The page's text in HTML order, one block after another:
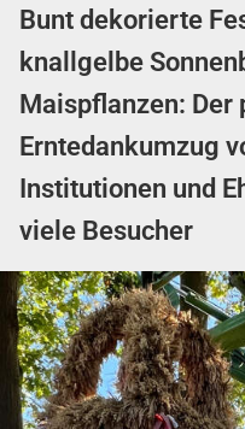
Bunt dekorierte
knallgelbe
Maispflanzen: Der
Erntedankumzug
Institutionen und
viele Besucher